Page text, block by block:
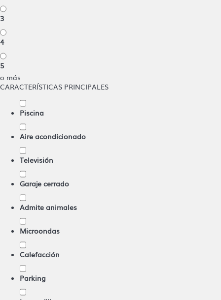
3
4
5
o más
CARACTERÍSTICAS PRINCIPALES
Piscina
Aire acondicionado
Televisión
Garaje cerrado
Admite animales
Microondas
Calefacción
Parking